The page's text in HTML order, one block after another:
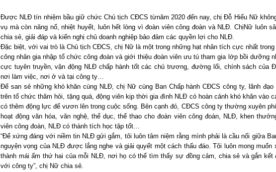
Được NLĐ tín nhiệm bầu giữ chức Chủ tịch CĐCS từnăm 2020 đến nay, chị Đỗ Hiếu Nữ
vụ mà còn năng nổ, nhiệt huyết, luôn hết lòng vì đoàn viên công đoàn và NLĐ. ChịNữ luôn
chia sẻ, giải đáp và kiến nghị chủ doanh nghiệp bảo đảm các quyền lợi cho NLĐ.
Đặc biệt, với vai trò là Chủ tịch CĐCS, chị Nữ là một trong những hạt nhân tích cực nhất
công nhân gia nhập tổ chức công đoàn và giới thiệu đoàn viên ưu tú tham gia lớp bồi dưỡng
cực tuyên truyền, vận động NLĐ chấp hành tốt các chủ trương, đường lối, chính sách của
nơi làm việc, nơi ở và tại công ty…
Để san sẻ những khó khăn cùng NLĐ, chị Nữ cùng Ban Chấp hành CĐCS công ty, lãnh đạo
trên tổ chức thăm hỏi, tặng quà, động viên kịp thời gia đình NLĐ có hoàn cảnh khó khăn vào
có thêm động lực để vươn lên trong cuộc sống. Bên cạnh đó, CĐCS công ty thường xuyên
hoạt động văn hóa, văn nghệ, thể dục, thể thao cho đoàn viên công đoàn, NLĐ, khen
viên công đoàn, NLĐ có thành tích học tập tốt…
“Để xứng đáng với niềm tin NLĐ gửi gắm, tôi luôn tâm niệm rằng mình phải là cầu nối giữa
nguyện vọng của NLĐ được lắng nghe và giải quyết một cách thấu đáo. Tôi luôn mong
thành mái ấm thứ hai của mỗi NLĐ, nơi họ có thể tìm thấy sự đồng cảm, chia sẻ và gắn kết
với công ty”, chị Nữ chia sẻ.